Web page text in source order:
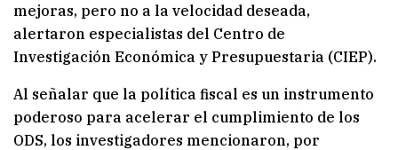
mejoras, pero no a la velocidad deseada,
alertaron especialistas del Centro de
Investigación Económica y Presupuestaria (CIEP).
Al señalar que la política fiscal es un instrumento
poderoso para acelerar el cumplimiento de los
ODS, los investigadores mencionaron, por